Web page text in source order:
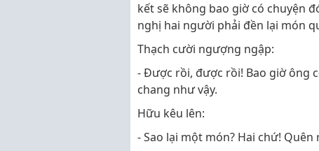
kết sẽ không bao giờ có chuyện
nghị hai người phải đền lại món
Thạch cười ngượng ngập:
- Được rồi, được rồi! Bao giờ ông
chang như vậy.
Hữu kêu lên:
- Sao lại một món? Hai chứ! Quên